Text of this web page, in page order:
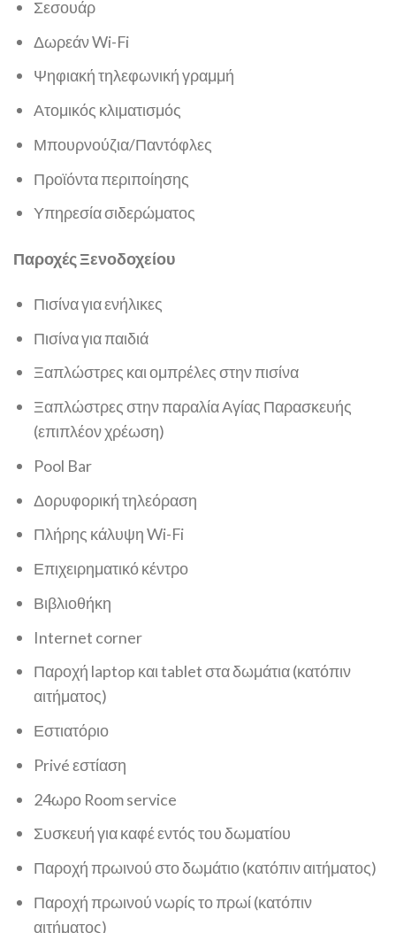
Σεσουάρ
Δωρεάν Wi-Fi
Ψηφιακή τηλεφωνική γραμμή
Ατομικός κλιματισμός
Μπουρνούζια/Παντόφλες
Προϊόντα περιποίησης
Υπηρεσία σιδερώματος
Παροχές Ξενοδοχείου
Πισίνα για ενήλικες
Πισίνα για παιδιά
Ξαπλώστρες και ομπρέλες στην πισίνα
Ξαπλώστρες στην παραλία Αγίας Παρασκευής
(επιπλέον χρέωση)
Pool Bar
Δορυφορική τηλεόραση
Πλήρης κάλυψη Wi-Fi
Επιχειρηματικό κέντρο
Βιβλιοθήκη
Internet corner
Παροχή laptop και tablet στα δωμάτια (κατόπιν
αιτήματος)
Εστιατόριο
Privé εστίαση
24ωρο Room service
Συσκευή για καφέ εντός του δωματίου
Παροχή πρωινού στο δωμάτιο (κατόπιν αιτήματος)
Παροχή πρωινού νωρίς το πρωί (κατόπιν
αιτήματος)